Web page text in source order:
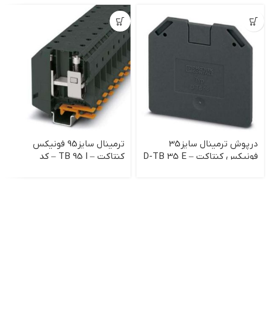
درپوش ترمینال سایز35
فونیکس کنتاکت – D-TB 35 E
ترمینال سایز95 فونیکس
کنتاکت – TB 95 I – کد